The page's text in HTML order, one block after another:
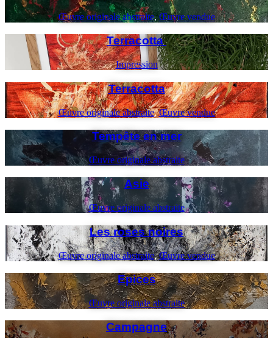
Œuvre originale abstraite,Œuvre vendue
Terracotta
Impression
Terracotta
Œuvre originale abstraite,Œuvre vendue
Tempête en mer
Œuvre originale abstraite
Asie
Œuvre originale abstraite
Les roses noires
Œuvre originale abstraite,Œuvre vendue
Epices
Œuvre originale abstraite
Campagne